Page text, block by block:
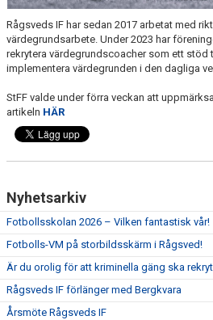
TRÄNINGSKLÄDER
RÅGSVEDS IF I MEDIA
FONDER
Rågsveds IF har sedan 2017 arbetat med
värdegrundsarbete. Under 2023 har
rekrytera värdegrundscoacher som ett stöd
implementera värdegrunden i den dagliga
StFF valde under förra veckan att
artikeln HÄR
Nyhetsarkiv
Fotbollsskolan 2026 – Vilken fantastisk vår!
Fotbolls-VM på storbildsskärm i Rågsved!
Är du orolig för att kriminella gäng ska
Rågsveds IF förlänger med Bergkvara
Årsmöte Rågsveds IF